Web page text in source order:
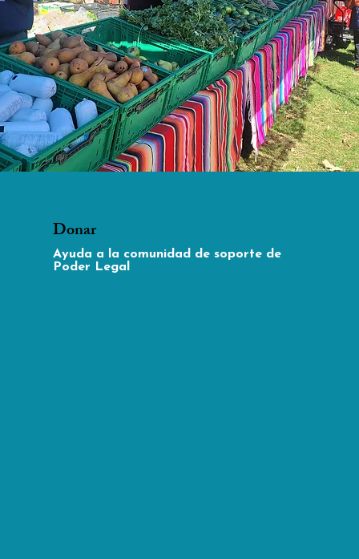
Donar
Ayuda a la comunidad de soporte de
Poder Legal